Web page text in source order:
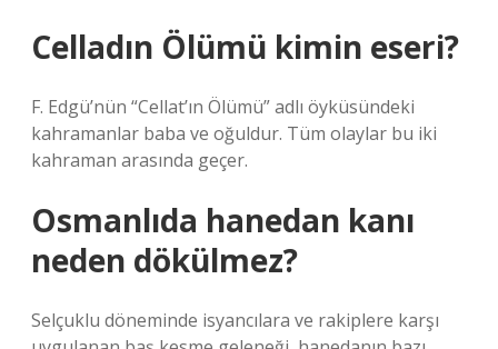
Celladın Ölümü kimin eseri?
F. Edgü’nün “Cellat’ın Ölümü” adlı öyküsündeki
kahramanlar baba ve oğuldur. Tüm olaylar bu iki
kahraman arasında geçer.
Osmanlıda hanedan kanı
neden dökülmez?
Selçuklu döneminde isyancılara ve rakiplere karşı